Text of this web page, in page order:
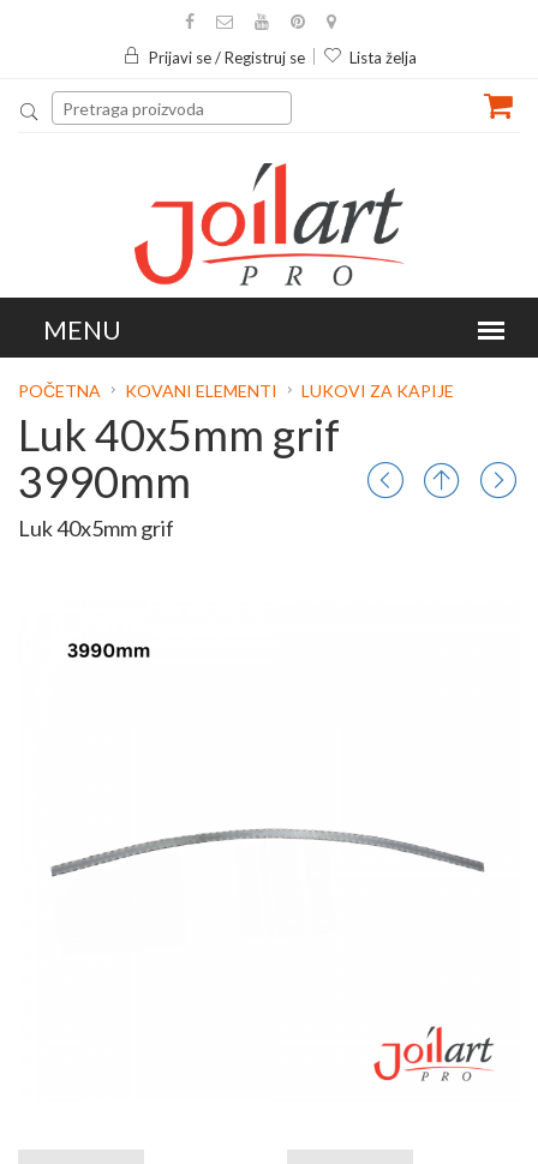
Prijavi se / Registruj se Lista želja
POČETNA KOVANI ELEMENTI LUKOVI ZA KAPIJE
Luk 40x5mm grif
3990mm
Luk 40x5mm grif